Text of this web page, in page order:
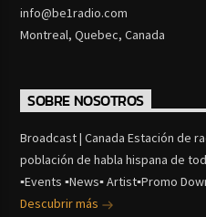
info@be1radio.com
Montreal, Quebec, Canada
SOBRE NOSOTROS
Broadcast | Canada Estación de
población de habla hispana de
▪Events ▪News▪ Artist▪Promo
Descubrir más